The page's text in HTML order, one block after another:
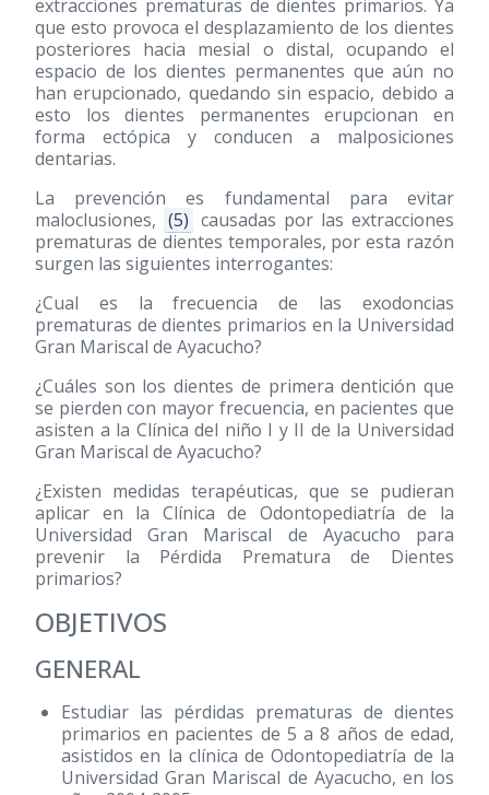
extracciones prematuras de dientes primarios. Ya
que esto provoca el desplazamiento de los dientes
posteriores hacia mesial o distal, ocupando el
espacio de los dientes permanentes que aún no
han erupcionado, quedando sin espacio, debido a
esto los dientes permanentes erupcionan en
forma ectópica y conducen a malposiciones
dentarias.
La prevención es fundamental para evitar
maloclusiones, (5) causadas por las extracciones
prematuras de dientes temporales, por esta razón
surgen las siguientes interrogantes:
¿Cual es la frecuencia de las exodoncias
prematuras de dientes primarios en la Universidad
Gran Mariscal de Ayacucho?
¿Cuáles son los dientes de primera dentición que
se pierden con mayor frecuencia, en pacientes que
asisten a la Clínica del niño I y II de la Universidad
Gran Mariscal de Ayacucho?
¿Existen medidas terapéuticas, que se pudieran
aplicar en la Clínica de Odontopediatría de la
Universidad Gran Mariscal de Ayacucho para
prevenir la Pérdida Prematura de Dientes
primarios?
OBJETIVOS
GENERAL
Estudiar las pérdidas prematuras de dientes
primarios en pacientes de 5 a 8 años de edad,
asistidos en la clínica de Odontopediatría de la
Universidad Gran Mariscal de Ayacucho, en los